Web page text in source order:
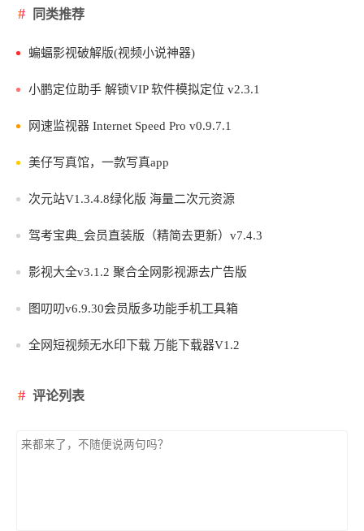
同类推荐
蝙蝠影视破解版(视频小说神器)
小鹏定位助手 解锁VIP 软件模拟定位 v2.3.1
网速监视器 Internet Speed Pro v0.9.7.1
美仔写真馆，一款写真app
次元站V1.3.4.8绿化版 海量二次元资源
驾考宝典_会员直装版（精简去更新）v7.4.3
影视大全v3.1.2 聚合全网影视源去广告版
图叨叨v6.9.30会员版多功能手机工具箱
全网短视频无水印下载 万能下载器V1.2
评论列表